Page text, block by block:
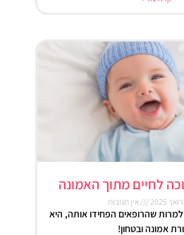
לחיים מתוך האמונה
אין תגובות
שהרופאים הפחידו אותה, היא
אמונה ובטחון!